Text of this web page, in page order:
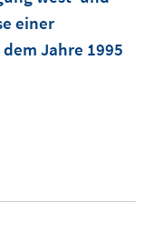
s
n
einer
Jahre 1995